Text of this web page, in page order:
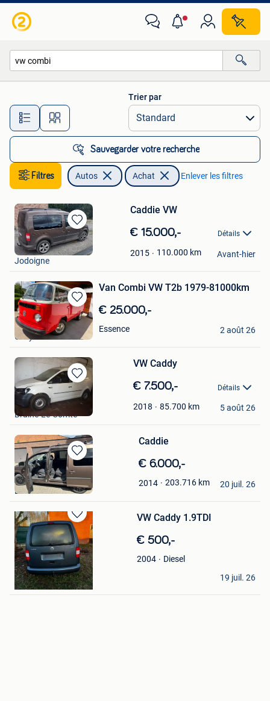
Toutes les distances…
Trier par
Sauvegarder votre recherche
Filtres Autos Achat Enlever les filtres
Sauvegarder
dans
Mes
Caddie VW
€ 15.000,- Détails
2015 110.000 km
Cédric
Jodoigne
Avant-hier
Sauvegarder
dans
Mes
Favoris
Van Combi VW T2b 1979-81000km
€ 25.000,-
Essence
Hayden&Mila
Olloy-Sur-Viroin
2 août 26
Sauvegarder
dans
Mes
Favoris
VW Caddy
€ 7.500,- Détails
2018 85.700 km
danut burla
Braine-Le-Comte
5 août 26
Sauvegarder
dans
Mes
Favoris
Caddie
€ 6.000,-
2014 203.716 km
Sas
Berchem
20 juil. 26
Sauvegarder
dans
Mes
Favoris
VW Caddy 1.9TDI
€ 500,-
2004
Diesel
yac
Mouscron
19 juil. 26